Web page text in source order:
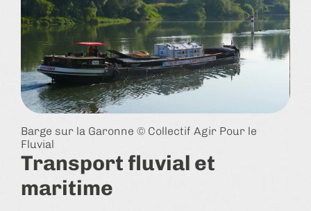
Barge sur la Garonne © Collectif Agir Pour le
Fluvial
Transport fluvial et
maritime